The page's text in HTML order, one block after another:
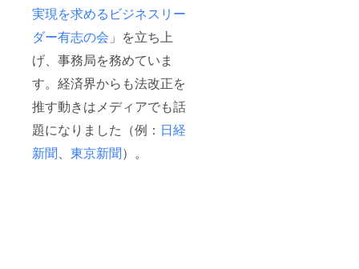
実現を求めるビジネスリー
ダー有志の会 」を立ち上
げ、事務局を務めていま
す。経済界からも法改正を
推す動きはメディアでも話
題になりました（例： 日経
新聞、 東京新聞）。